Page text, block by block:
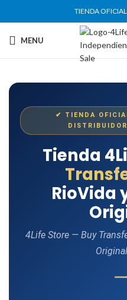
TIENDA OFICIAL
MENU
✔ TIENDA
Tienda
RioVida
4Life Store — Buy